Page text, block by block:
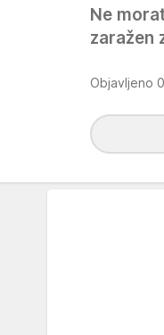
Ne
zaražen
Objavljeno